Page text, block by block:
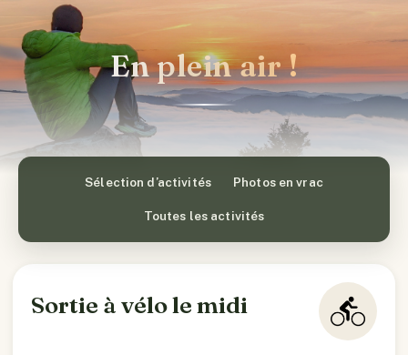
En plein air !
Sélection d’activités Photos en vrac
Toutes les activités
Sortie à vélo le midi